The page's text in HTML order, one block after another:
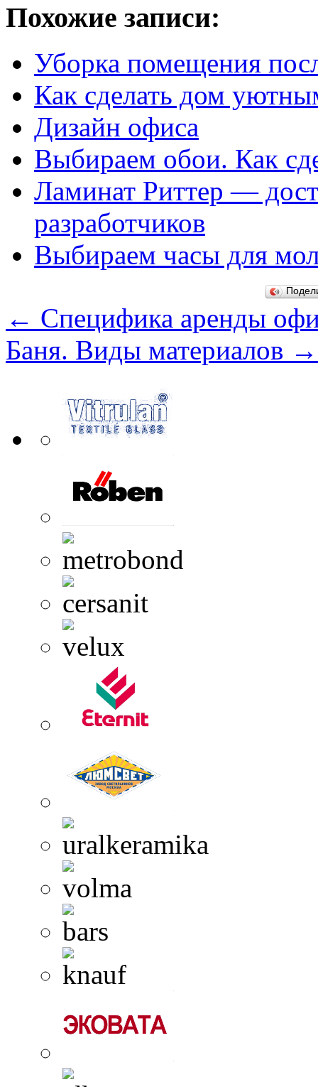
Похожие записи:
Уборка помещения
Как сделать дом
Дизайн офиса
Выбираем обои. Как
Ламинат Риттер —
разработчиков
Выбираем часы для
← Специфика аренды
Баня. Виды материалов →